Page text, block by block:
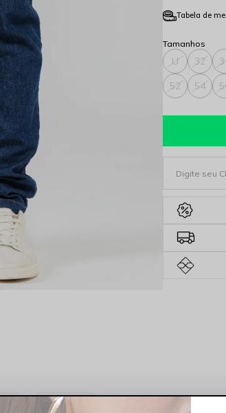
Tabela de
U 32
52
54